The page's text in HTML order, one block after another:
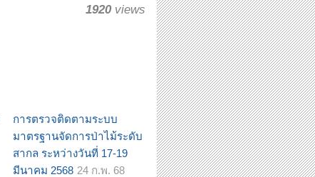
1920views
การตรวจติดตามระบบ
มาตรฐานจัดการป่าไม้ระดับ
สากล ระหว่างวันที่ 17-19
มีนาคม 2568 24 ก.พ. 68